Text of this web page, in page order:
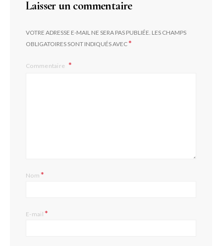
Laisser un commentaire
VOTRE ADRESSE E-MAIL NE SERA PAS PUBLIÉE. LES CHAMPS
OBLIGATOIRES SONT INDIQUÉS AVEC*
Commentaire
Nom*
E-mail*